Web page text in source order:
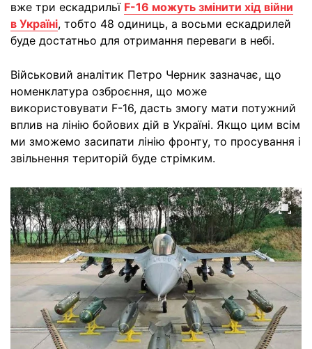
вже три ескадрильї F-16 можуть змінити хід війни
в Україні, тобто 48 одиниць, а восьми ескадрилей
буде достатньо для отримання переваги в небі.
Військовий аналітик Петро Черник зазначає, що
номенклатура озброєння, що може
використовувати F-16, дасть змогу мати потужний
вплив на лінію бойових дій в Україні. Якщо цим всім
ми зможемо засипати лінію фронту, то просування і
звільнення територій буде стрімким.